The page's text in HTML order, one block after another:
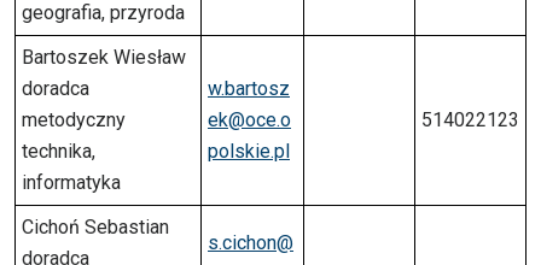
geografia, przyroda
Bartoszek Wiesław
doradca
metodyczny
technika,
informatyka
w.bartosz
ek@oce.o
polskie.pl
514022123
Cichoń Sebastian
doradca
s.cichon@